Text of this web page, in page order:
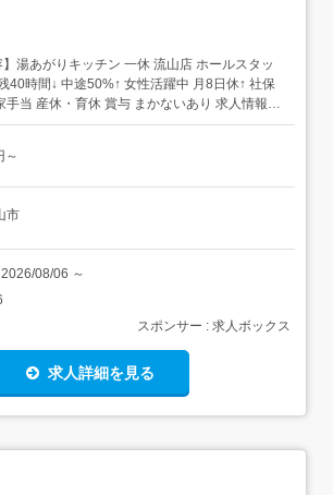
あがりキッチン 一休 流山店 ホールスタッ
産休・育休 賞与 まかないあり 求人情報掲
2026/09/03 求人情報 店舗の特徴 <月8
泉寺の湯 スパメッツァ ...
～
市
2026/08/06 ～
スポンサー : 求人ボックス
求人詳細を見る